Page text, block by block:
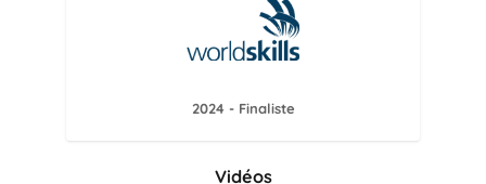
2024 - Finaliste
Vidéos